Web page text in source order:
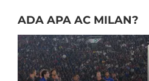
ADA APA AC MILAN?